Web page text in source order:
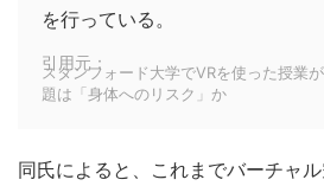
を行っている。
引用元：
スタンフォード大学でVRを使った授業
題は「身体へのリスク」か
同氏によると、これまでバーチャ